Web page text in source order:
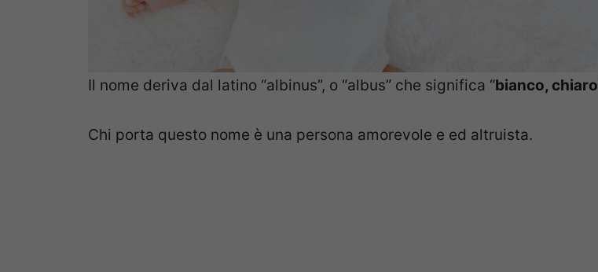
Il nome deriva dal latino “albinus”, o “albus” che significa “bianco, chiaro
Chi porta questo nome è una persona amorevole e ed altruista.